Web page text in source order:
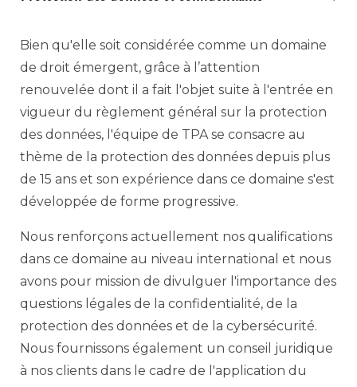
Bien qu'elle soit considérée comme un domaine
de droit émergent, grâce à l’attention
renouvelée dont il a fait l'objet suite à l'entrée en
vigueur du règlement général sur la protection
des données, l'équipe de TPA se consacre au
thème de la protection des données depuis plus
de 15 ans et son expérience dans ce domaine s'est
développée de forme progressive.
Nous renforçons actuellement nos qualifications
dans ce domaine au niveau international et nous
avons pour mission de divulguer l'importance des
questions légales de la confidentialité, de la
protection des données et de la cybersécurité.
Nous fournissons également un conseil juridique
à nos clients dans le cadre de l'application du